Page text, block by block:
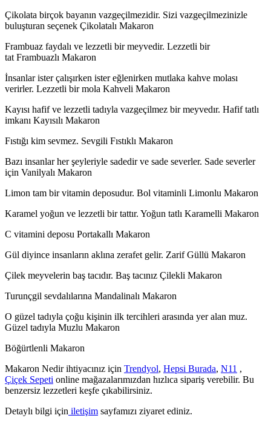
Çikolata birçok bayanın vazgeçilmezidir. Sizi vazgeçilmezinizle
buluşturan seçenek Çikolatalı Makaron
Frambuaz faydalı ve lezzetli bir meyvedir. Lezzetli bir
tat Frambuazlı Makaron
İnsanlar ister çalışırken ister eğlenirken mutlaka kahve molası
verirler. Lezzetli bir mola Kahveli Makaron
Kayısı hafif ve lezzetli tadıyla vazgeçilmez bir meyvedır. Hafif tatlı
imkanı Kayısılı Makaron
Fıstığı kim sevmez. Sevgili Fıstıklı Makaron
Bazı insanlar her şeyleriyle sadedir ve sade severler. Sade severler
için Vanilyalı Makaron
Limon tam bir vitamin deposudur. Bol vitaminli Limonlu Makaron
Karamel yoğun ve lezzetli bir tattır. Yoğun tatlı Karamelli Makaron
C vitamini deposu Portakallı Makaron
Gül diyince insanların aklına zerafet gelir. Zarif Güllü Makaron
Çilek meyvelerin baş tacıdır. Baş tacınız Çilekli Makaron
Turunçgil sevdalılarına Mandalinalı Makaron
O güzel tadıyla çoğu kişinin ilk tercihleri arasında yer alan muz.
Güzel tadıyla Muzlu Makaron
Böğürtlenli Makaron
Makaron Nedir ihtiyacınız için Trendyol, Hepsi Burada, N11 ,
Çiçek Sepeti online mağazalarımızdan hızlıca sipariş verebilir. Bu
benzersiz lezzetleri keşfe çıkabilirsiniz.
Detaylı bilgi için iletişim sayfamızı ziyaret ediniz.